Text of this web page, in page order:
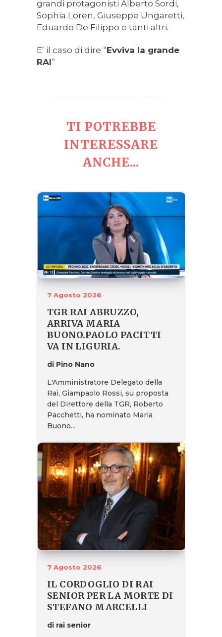
grandi protagonisti Alberto Sordi,
Sophia Loren, Giuseppe Ungaretti,
Eduardo De Filippo e tanti altri.
E’ il caso di dire “Evviva la grande
RAI“
TI POTREBBE
INTERESSARE
ANCHE...
7 Agosto 2026
TGR RAI ABRUZZO,
ARRIVA MARIA
BUONO.PAOLO PACITTI
VA IN LIGURIA.
di Pino Nano
L'Amministratore Delegato della
Rai, Giampaolo Rossi, su proposta
del Direttore della TGR, Roberto
Pacchetti, ha nominato Maria
Buono...
7 Agosto 2026
IL CORDOGLIO DI RAI
SENIOR PER LA MORTE DI
STEFANO MARCELLI
di rai senior